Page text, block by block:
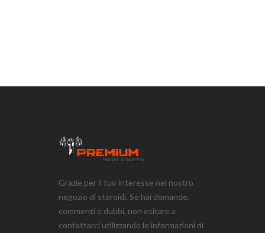
Grazie per il tuo interesse nel nostro
negozio di steroidi. Se hai domande,
commenti o dubbi, non esitare a
contattarci utilizzando le informazioni di